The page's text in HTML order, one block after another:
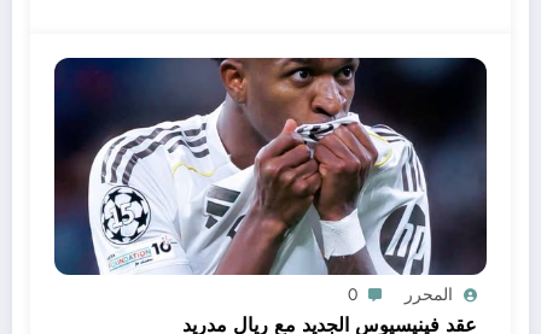
المحرر 0
عقد فينيسيوس الجديد مع ريال مدريد